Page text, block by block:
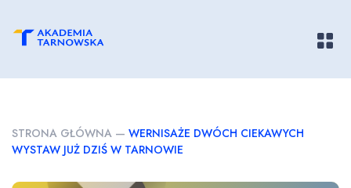
STRONA GŁÓWNA — WERNISAŻE DWÓCH CIEKAWYCH
WYSTAW JUŻ DZIŚ W TARNOWIE